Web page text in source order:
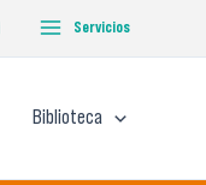
Servicios
Biblioteca